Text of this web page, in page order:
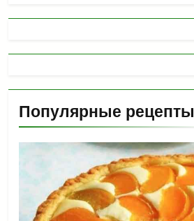
Популярные рецепты